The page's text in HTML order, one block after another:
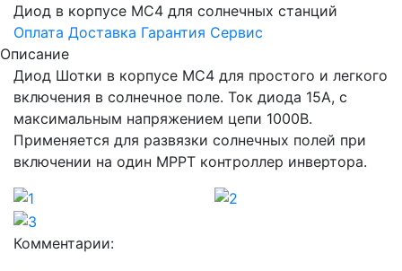
Диод в корпусе МС4 для солнечных станций
Оплата Доставка Гарантия Сервис
Описание
Диод Шотки в корпусе МС4 для простого и легкого
включения в солнечное поле. Ток диода 15А, с
максимальным напряжением цепи 1000В.
Применяется для развязки солнечных полей при
включении на один МРРТ контроллер инвертора.
Комментарии: